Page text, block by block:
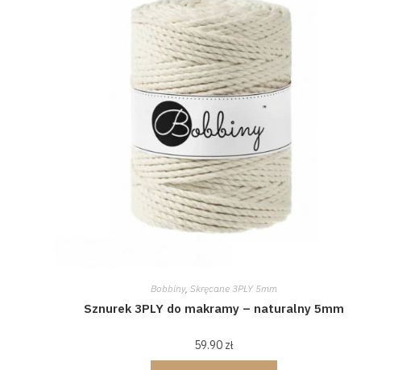
Bobbiny, Skręcane 3PLY 5mm
Sznurek 3PLY do makramy – naturalny 5mm
59.90 zł